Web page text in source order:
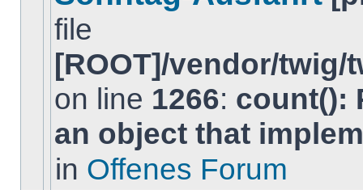
gibt
keine
neuen
BeitrÃ¤ge
file
[ROOT]/vendor/
on line 1266: count():
an object that
in Offenes Forum